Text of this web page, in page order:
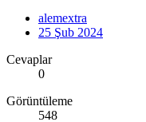
alemextra
25 Şub 2024
Cevaplar
0
Görüntüleme
548